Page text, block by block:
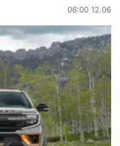
06:00 12.06